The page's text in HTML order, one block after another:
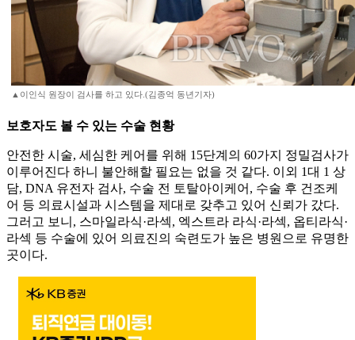
▲이인식 원장이 검사를 하고 있다.(김종억 동년기자)
보호자도 볼 수 있는 수술 현황
안전한 시술, 세심한 케어를 위해 15단계의 60가지 정밀검사가
이루어진다 하니 불안해할 필요는 없을 것 같다. 이외 1대 1 상
담, DNA 유전자 검사, 수술 전 토탈아이케어, 수술 후 건조케
어 등 의료시설과 시스템을 제대로 갖추고 있어 신뢰가 갔다.
그러고 보니, 스마일라식·라섹, 엑스트라 라식·라섹, 옵티라식·
라섹 등 수술에 있어 의료진의 숙련도가 높은 병원으로 유명한
곳이다.